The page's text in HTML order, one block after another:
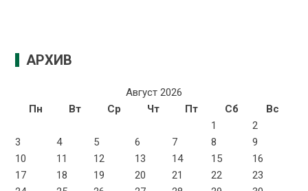
АРХИВ
Август 2026
Пн
Вт Ср Чт Пт Сб
Вс
1
2
3
4 5 6 7 8
9
10
11 12 13 14 15
16
17
18 19 20 21 22
23